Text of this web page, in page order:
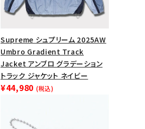
Supreme シュプリーム 2025AW
Umbro Gradient Track
Jacket アンブロ グラデーション
トラック ジャケット ネイビー
¥44,980 (税込)